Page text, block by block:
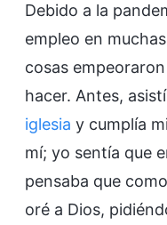
Debido a la
empleo en
cosas
hacer. Antes,
iglesia y cumplía
mí; yo sentía que
pensaba que
oré a Dios,